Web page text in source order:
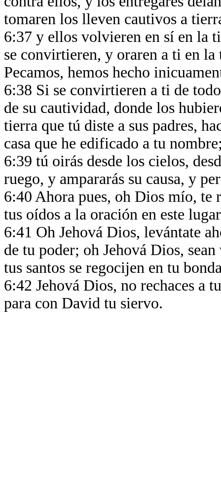
tomaren los lleven cautivos a
6:37 y ellos volvieren en sí en la
se convirtieren, y oraren a ti en
Pecamos, hemos hecho
6:38 Si se convirtieren a ti de
de su cautividad, donde los
tierra que tú diste a sus padres,
casa que he edificado a tu
6:39 tú oirás desde los cielos,
ruego, y ampararás su causa, y
6:40 Ahora pues, oh Dios mío, te
tus oídos a la oración en este
6:41 Oh Jehová Dios, levántate
de tu poder; oh Jehová Dios,
tus santos se regocijen en tu
6:42 Jehová Dios, no rechaces a
para con David tu siervo.